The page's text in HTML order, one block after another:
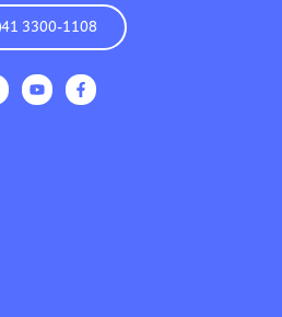
41 3300-1108